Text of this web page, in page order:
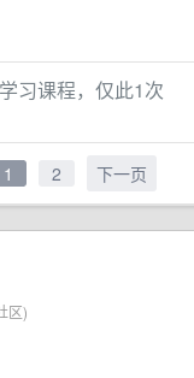
习课程，仅此1次
1 2 下一页
区)